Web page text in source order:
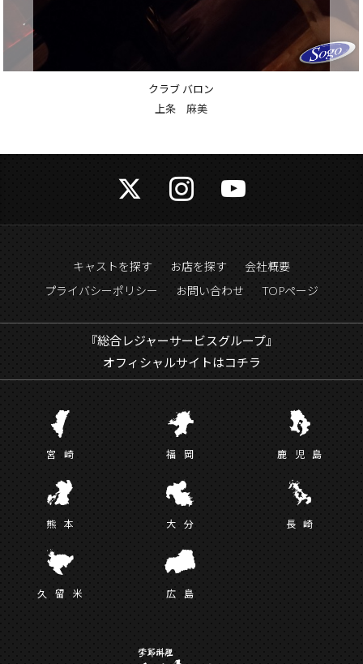
クラブ バロン
上条 麻美
キャストを探す お店を探す
会社概要
プライバシーポリシー
お問い合わせ TOPページ
『総合レジャーサービスグループ』
オフィシャルサイトはコチラ
宮 崎 福 岡 鹿児 島
熊 本 大 分 長崎
久留 米 広 島